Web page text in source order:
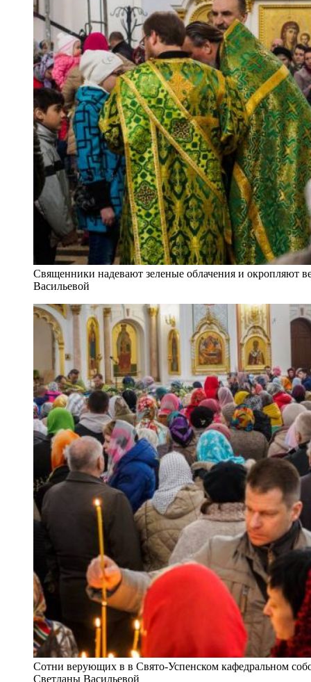
Священники надевают зеленые облачения и окропляют
Васильевой
Сотни верующих в в Свято-Успенском кафедральном
Светланы Васильевой